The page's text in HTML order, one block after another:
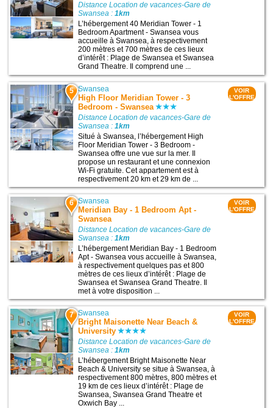
Distance Location de vacances-Gare de
Swansea :1km
L’hébergement 40 Meridian Tower - 1
Bedroom Apartment - Swansea vous
accueille à Swansea, à respectivement
200 mètres et 700 mètres de ces lieux
d’intérêt : Plage de Swansea et Swansea
Grand Theatre. Il comprend une ...
5 Swansea
High Floor Meridian Tower - 3
Bedroom - Swansea
Distance Location de vacances-Gare de
Swansea :1km
Situé à Swansea, l’hébergement High
Floor Meridian Tower - 3 Bedroom -
Swansea offre une vue sur la mer. Il
propose un restaurant et une connexion
Wi-Fi gratuite. Cet appartement est à
respectivement 20 km et 29 km de ...
VOIR
L'OFFRE
6 Swansea
Meridian Bay - 1 Bedroom Apt -
Swansea
Distance Location de vacances-Gare de
Swansea :1km
L’hébergement Meridian Bay - 1 Bedroom
Apt - Swansea vous accueille à Swansea,
à respectivement quelques pas et 800
mètres de ces lieux d’intérêt : Plage de
Swansea et Swansea Grand Theatre. Il
met à votre disposition ...
VOIR
L'OFFRE
7 Swansea
Bright Maisonette Near Beach &
University
Distance Location de vacances-Gare de
Swansea :1km
L’hébergement Bright Maisonette Near
Beach & University se situe à Swansea, à
respectivement 800 mètres, 800 mètres et
19 km de ces lieux d’intérêt : Plage de
Swansea, Swansea Grand Theatre et
Oxwich Bay ...
VOIR
L'OFFRE